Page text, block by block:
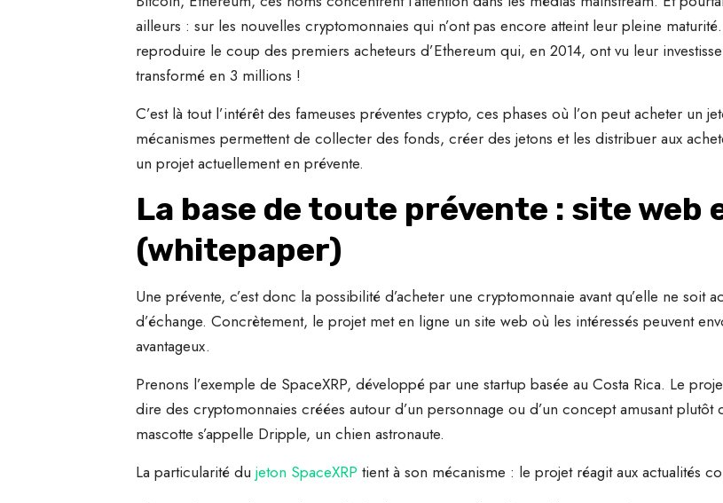
ailleurs : sur les nouvelles cryptomonnaies qui n’ont pas encore atteint leur pleine
reproduire le coup des premiers acheteurs d’Ethereum qui, en 2014, ont vu leur
transformé en 3 millions !
C’est là tout l’intérêt des fameuses préventes crypto, ces phases où l’on peut acheter un
mécanismes permettent de collecter des fonds, créer des jetons et les distribuer aux
un projet actuellement en prévente.
La base de toute prévente : site web
(whitepaper)
Une prévente, c’est donc la possibilité d’acheter une cryptomonnaie avant qu’elle ne soit
d’échange. Concrètement, le projet met en ligne un site web où les intéressés peuvent
avantageux.
Prenons l’exemple de SpaceXRP, développé par une startup basée au Costa Rica. Le
dire des cryptomonnaies créées autour d’un personnage ou d’un concept amusant
mascotte s’appelle Dripple, un chien astronaute.
La particularité du jeton SpaceXRP tient à son mécanisme : le projet réagit aux actualités